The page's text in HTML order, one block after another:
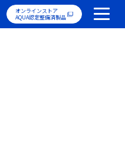
オンラインストア
AQUA認定整備済製品